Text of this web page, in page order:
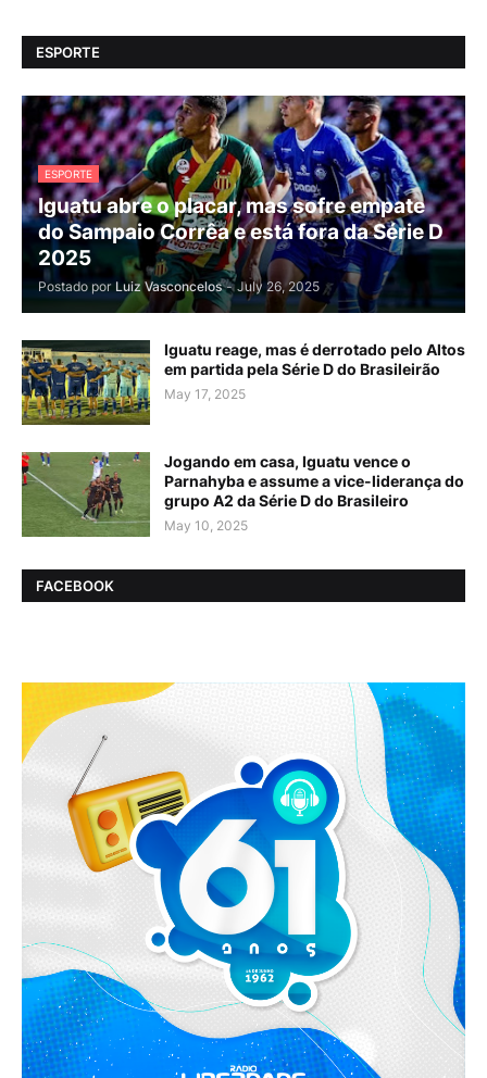
ESPORTE
ESPORTE
Iguatu abre o placar, mas sofre empate
do Sampaio Corrêa e está fora da Série D
2025
Postado por Luiz Vasconcelos - July 26, 2025
Iguatu reage, mas é derrotado pelo Altos
em partida pela Série D do Brasileirão
May 17, 2025
Jogando em casa, Iguatu vence o
Parnahyba e assume a vice-liderança do
grupo A2 da Série D do Brasileiro
May 10, 2025
FACEBOOK